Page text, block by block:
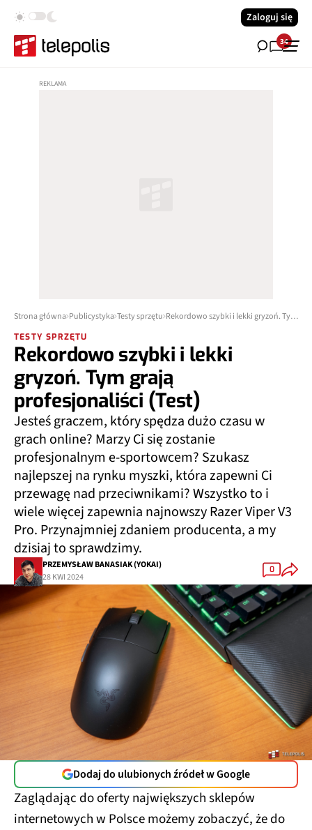
Zaloguj się
34
Strona główna Publicystyka Testy sprzętu Rekordowo szybki i lekki gryzoń. Tym grają profesjonaliści (Test)
TESTY SPRZĘTU
Rekordowo szybki i lekki
gryzoń. Tym grają
profesjonaliści (Test)
Jesteś graczem, który spędza dużo czasu w
grach online? Marzy Ci się zostanie
profesjonalnym e-sportowcem? Szukasz
najlepszej na rynku myszki, która zapewni Ci
przewagę nad przeciwnikami? Wszystko to i
wiele więcej zapewnia najnowszy Razer Viper V3
Pro. Przynajmniej zdaniem producenta, a my
dzisiaj to sprawdzimy.
PRZEMYSŁAW BANASIAK (YOKAI)
28 KWI 2024
0
Dodaj do ulubionych źródeł w Google
Zaglądając do oferty największych sklepów
internetowych w Polsce możemy zobaczyć, że do